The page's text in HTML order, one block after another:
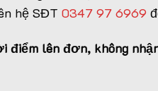
hệ SĐT 0347 97 6969
điểm lên đơn, không